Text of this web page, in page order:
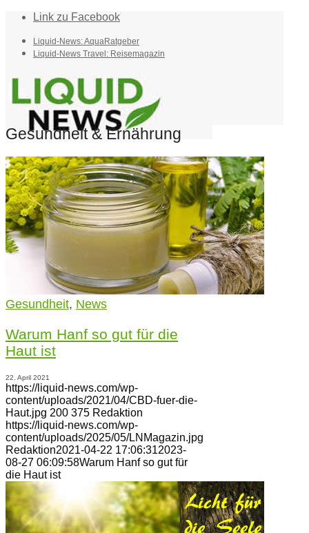
Link zu Facebook
Liquid-News: AquaRatgeber
Liquid-News Travel: Reisemagazin
Home
Suche
Menü Menü
Gesundheit & Ernährung
Gesundheit, News
Warum Hanf so gut für die
Haut ist
22. April 2021
https://liquid-news.com/wp-
content/uploads/2021/04/CBD-fuer-die-
Haut.jpg 200 375 Redaktion
https://liquid-news.com/wp-
content/uploads/2025/05/LNMagazin.jpg
Redaktion2021-04-22 17:06:312023-
08-27 06:09:58Warum Hanf so gut für
die Haut ist